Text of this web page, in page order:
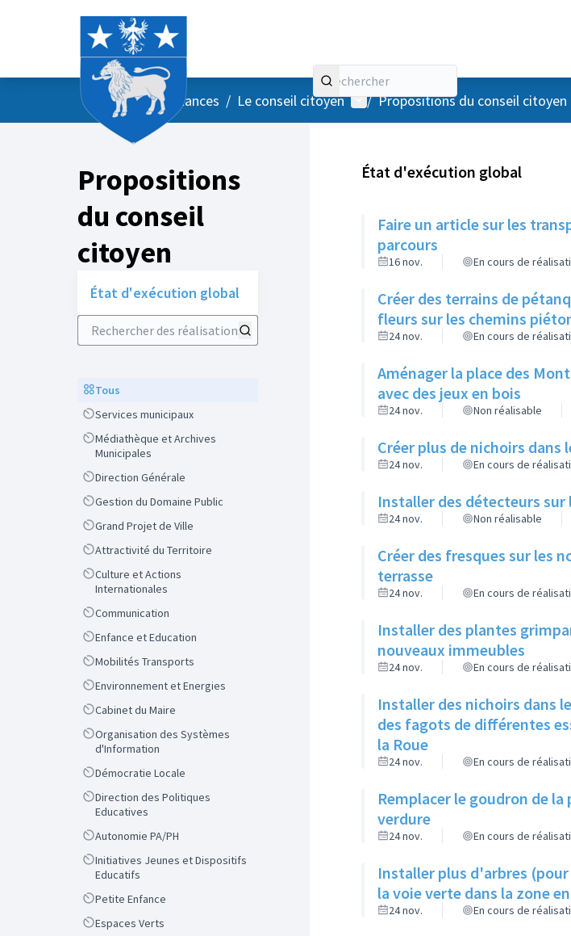
AccueilMenu principal
/ Vos instances / Le conseil citoyen Menu utilisateur
/ Propositions du conseil citoyen
Propositions
du conseil
citoyen
État d'exécution global
Rechercher des réalisations
ScopeTous
ScopeServices municipaux
Scope
Médiathèque et Archives
Municipales
ScopeDirection Générale
ScopeGestion du Domaine Public
ScopeGrand Projet de Ville
ScopeAttractivité du Territoire
Scope
Culture et Actions
Internationales
ScopeCommunication
ScopeEnfance et Education
ScopeMobilités Transports
ScopeEnvironnement et Energies
ScopeCabinet du Maire
Scope
Organisation des Systèmes
d'Information
ScopeDémocratie Locale
Scope
Direction des Politiques
Educatives
ScopeAutonomie PA/PH
Scope
Initiatives Jeunes et Dispositifs
Educatifs
ScopePetite Enfance
ScopeEspaces Verts
État d'exécution global
Faire un article sur les
parcours
16 nov. En cours de
Créer des terrains de
fleurs sur les chemins
24 nov. En cours de
Aménager la place des
avec des jeux en bois
24 nov. Non réalisable
Créer plus de nichoirs
24 nov. En cours de
Installer des détecteurs
24 nov. Non réalisable
Créer des fresques sur les
terrasse
24 nov. En cours de
Installer des plantes
nouveaux immeubles
24 nov. En cours de
Installer des nichoirs dans
des fagots de différentes
la Roue
24 nov. En cours de
Remplacer le goudron de
verdure
24 nov. En cours de
Installer plus d'arbres
la voie verte dans la zone
24 nov. En cours de